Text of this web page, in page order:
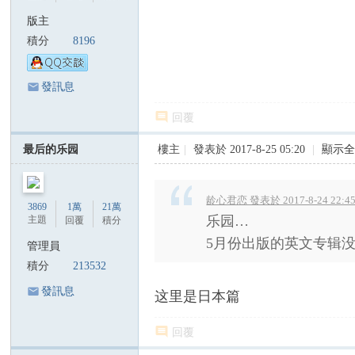
陳
美
齡
版主
積分
8196
發訊息
回覆
最后的乐园
3869
主題
1萬
回覆
21萬
積分
管理員
積分
213532
發訊息
樓主 發表於 2017-8-25 05:20 顯示
龄心君恋 發表於 2017-8-24 22:45
乐园…
5月份出版的英文专辑
这里是日本篇
回覆